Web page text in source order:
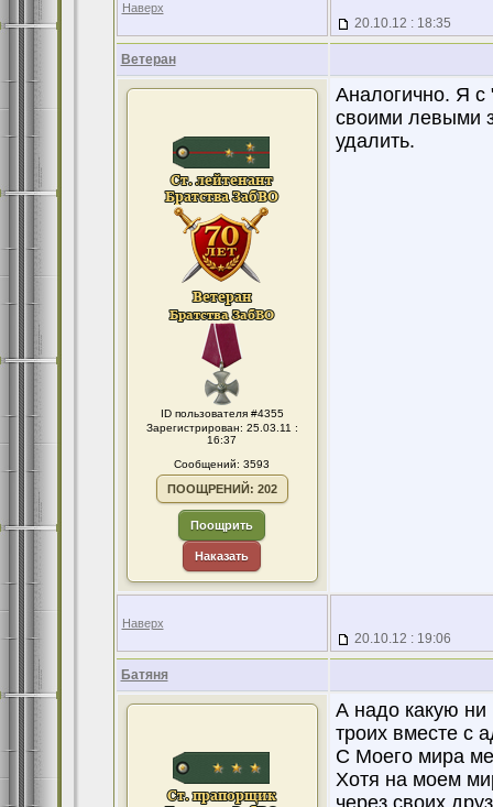
Наверх
20.10.12 : 18:35
Ветеран
ID пользователя #4355
Зарегистрирован: 25.03.11 :
16:37
Сообщений: 3593
ПООЩРЕНИЙ: 202
Поощрить
Наказать
Аналогично. Я с
своими левыми
удалить.
Наверх
20.10.12 : 19:06
Батяня
А надо какую ни
троих вместе с
С Моего мира
Хотя на моем
через своих